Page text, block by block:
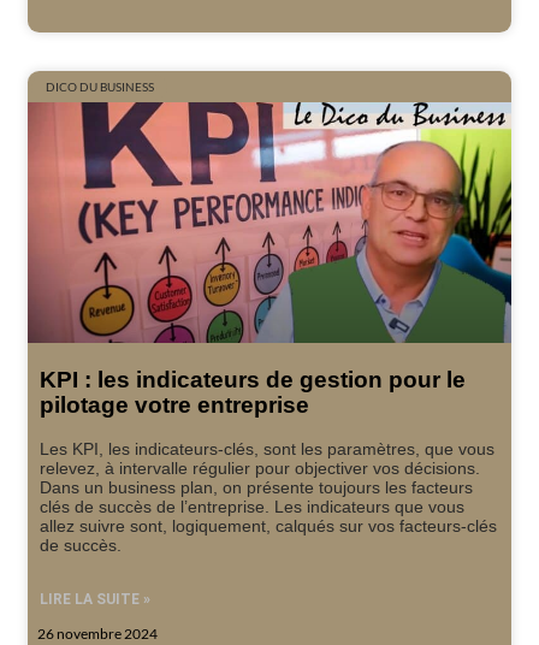
DICO DU BUSINESS
KPI : les indicateurs de gestion pour le
pilotage votre entreprise
Les KPI, les indicateurs-clés, sont les paramètres, que vous
relevez, à intervalle régulier pour objectiver vos décisions.
Dans un business plan, on présente toujours les facteurs
clés de succès de l’entreprise. Les indicateurs que vous
allez suivre sont, logiquement, calqués sur vos facteurs-clés
de succès.
LIRE LA SUITE »
26 novembre 2024